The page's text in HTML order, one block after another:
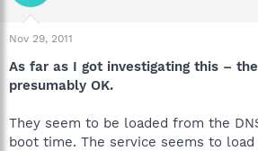
Nov 29, 2011
As far as I got investigating this –
presumably OK.
They seem to be loaded from the
boot time. The service seems to